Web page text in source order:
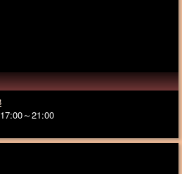
～21:00